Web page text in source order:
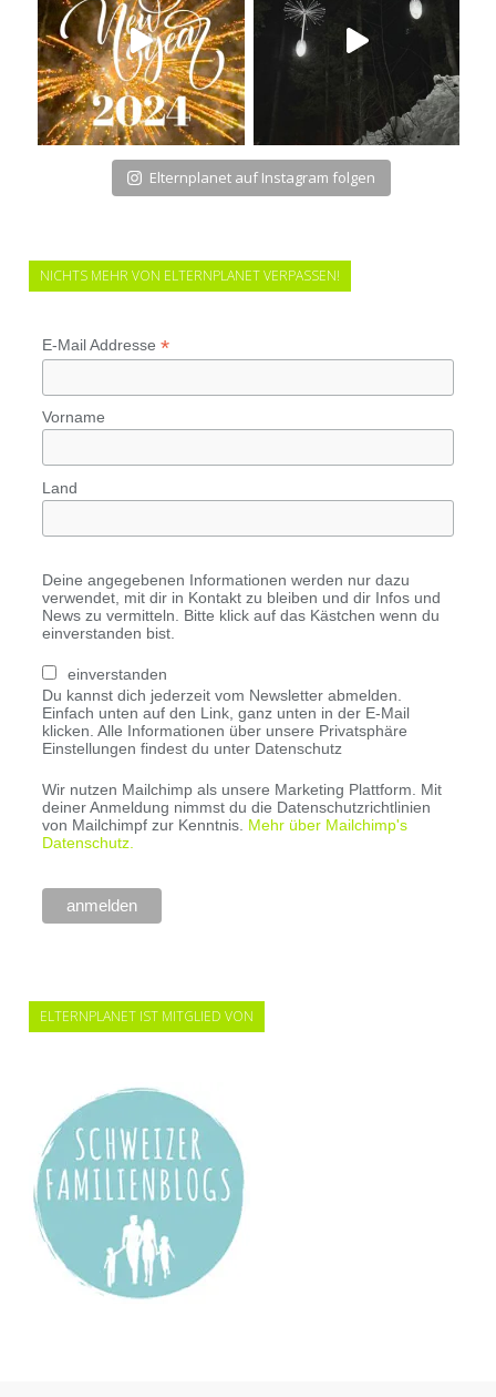
Elternplanet auf Instagram folgen
NICHTS MEHR VON ELTERNPLANET VERPASSEN!
E-Mail Addresse *
Vorname
Land
Deine angegebenen Informationen werden nur dazu
verwendet, mit dir in Kontakt zu bleiben und dir Infos und
News zu vermitteln. Bitte klick auf das Kästchen wenn du
einverstanden bist.
einverstanden
Du kannst dich jederzeit vom Newsletter abmelden.
Einfach unten auf den Link, ganz unten in der E-Mail
klicken. Alle Informationen über unsere Privatsphäre
Einstellungen findest du unter Datenschutz
Wir nutzen Mailchimp als unsere Marketing Plattform. Mit
deiner Anmeldung nimmst du die Datenschutzrichtlinien
von Mailchimpf zur Kenntnis. Mehr über Mailchimp's
Datenschutz.
ELTERNPLANET IST MITGLIED VON